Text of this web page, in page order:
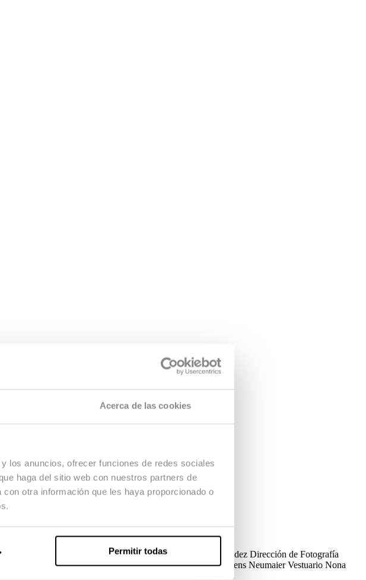
Acerca de las cookies
los anuncios, ofrecer funciones de redes sociales
haga del sitio web con nuestros partners de
otra información que les haya proporcionado o
Permitir todas
Jens Neumaier Dirección de Producción Esther Fernández Dirección de Fotografía
Diseño de sonidoFerran Mengod Música original Jens Neumaier Vestuario Nona